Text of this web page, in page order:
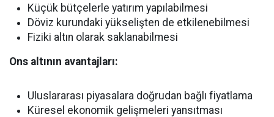
Küçük bütçelerle yatırım yapılabilmesi
Döviz kurundaki yükselişten de etkilenebilmesi
Fiziki altın olarak saklanabilmesi
Ons altının avantajları:
Uluslararası piyasalara doğrudan bağlı fiyatlama
Küresel ekonomik gelişmeleri yansıtması